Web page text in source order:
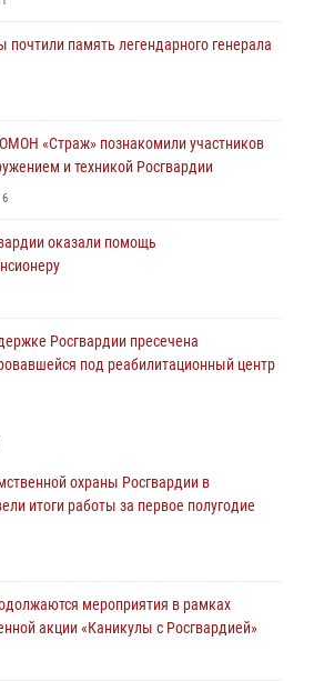
почтили память легендарного генерала
«Страж» познакомили участников
и техникой Росгвардии
6
оказали помощь
Росгвардии пресечена
под реабилитационный центр
2026 года
праздничных мероприятий в
задержали мужчину, который
охраны Росгвардии в
итоги работы за первое полугодие
мероприятия в рамках
акции «Каникулы с Росгвардией»